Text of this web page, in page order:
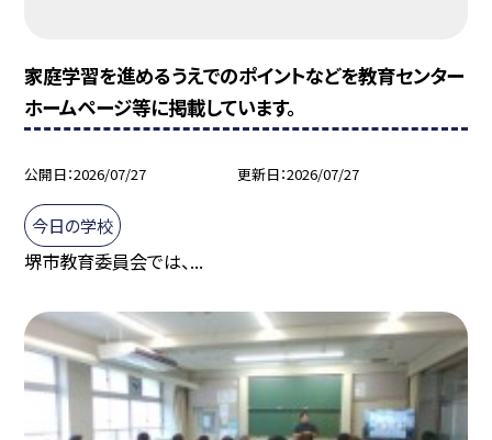
家庭学習を進めるうえでのポイントなどを教育センター
ホームページ等に掲載しています。
公開日 2026/07/27 更新日 2026/07/27
今日の学校
堺市教育委員会では、...